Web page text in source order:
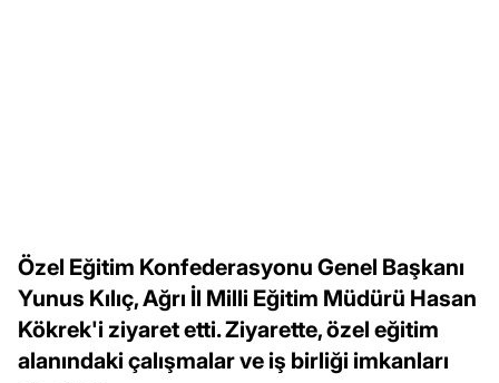
Özel Eğitim Konfederasyonu Genel Başkanı
Yunus Kılıç, Ağrı İl Milli Eğitim Müdürü Hasan
Kökrek'i ziyaret etti. Ziyarette, özel eğitim
alanındaki çalışmalar ve iş birliği imkanları